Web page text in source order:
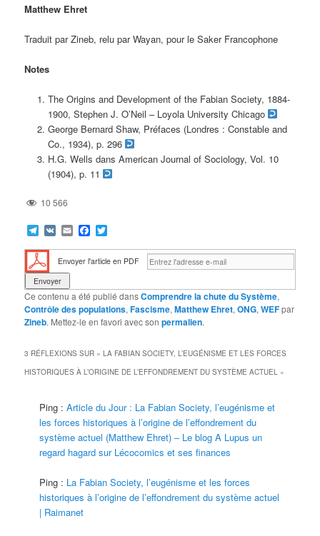
Matthew Ehret
Traduit par Zineb, relu par Wayan, pour le Saker Francophone
Notes
The Origins and Development of the Fabian Society, 1884-
1900, Stephen J. O’Neil – Loyola University Chicago
George Bernard Shaw, Préfaces (Londres : Constable and
Co., 1934), p. 296
H.G. Wells dans American Journal of Sociology, Vol. 10
(1904), p. 11
10 566
Telegram
VK EmailFacebook
Envoyer l'article en PDF
Ce contenu a été publié dansComprendre la chute du Système,
Contrôle des populations,Fascisme,Matthew Ehret,ONG,WEFpar
Zineb. Mettez-le en favori avec sonpermalien.
3 RÉFLEXIONS SUR «LA FABIAN SOCIETY, L’EUGÉNISME ET LES FORCES
HISTORIQUES À L’ORIGINE DE L’EFFONDREMENT DU SYSTÈME ACTUEL »
Ping :Article du Jour : La Fabian Society, l’eugénisme et
les forces historiques à l’origine de l’effondrement du
système actuel (Matthew Ehret) – Le blog A Lupus un
regard hagard sur Lécocomics et ses finances
Ping : La Fabian Society, l’eugénisme et les forces
historiques à l’origine de l’effondrement du système actuel
| Raimanet